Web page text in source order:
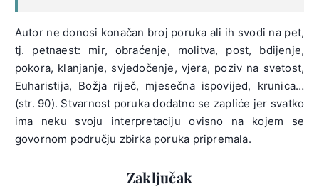
Autor ne donosi konačan broj poruka ali ih svodi na pet,
tj. petnaest: mir, obraćenje, molitva, post, bdijenje,
pokora, klanjanje, svjedočenje, vjera, poziv na svetost,
Euharistija, Božja riječ, mjesečna ispovijed, krunica…
(str. 90). Stvarnost poruka dodatno se zapliće jer svatko
ima neku svoju interpretaciju ovisno na kojem se
govornom području zbirka poruka pripremala.
Zaključak